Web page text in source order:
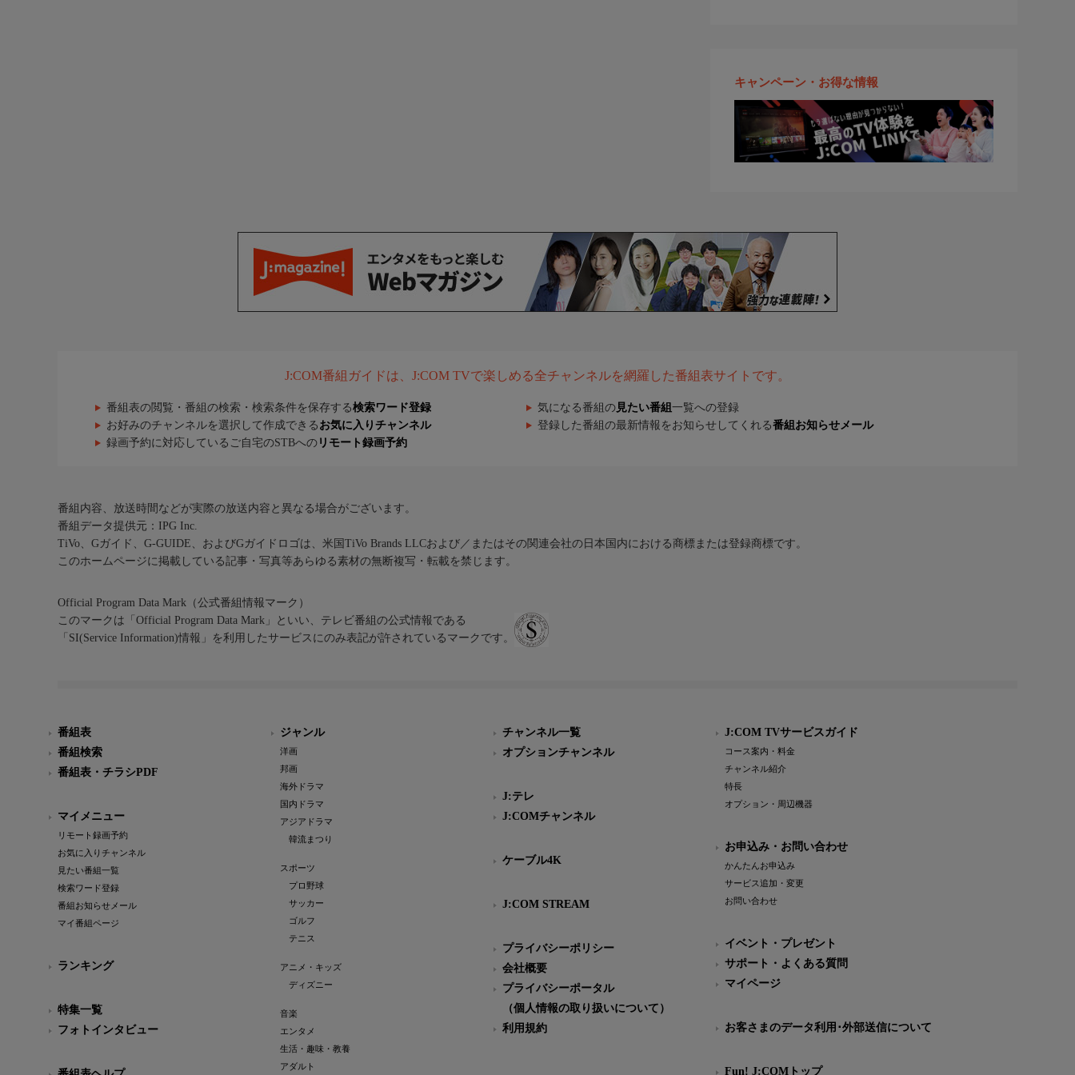
キャンペーン・お得な情報
J:COM番組ガイドは、J:COM TVで楽しめる全チャンネルを網羅した番組表サイトです。
番組表の閲覧・番組の検索・検索条件を保存する検索ワード登録 気になる番組の 見たい番組 一覧への登録
お好みのチャンネルを選択して作成できる お気に入りチャンネル 登録した番組の最新情報をお知らせしてくれる番組お知らせメール
録画予約に対応しているご自宅のSTBへの リモート録画予約
番組内容、放送時間などが実際の放送内容と異なる場合がございます。
番組データ提供元：IPG Inc.
TiVo、Gガイド、G-GUIDE、およびGガイドロゴは、米国TiVo Brands LLCおよび／またはその関連会社の日本国内における商標または登録商標です。
このホームページに掲載している記事・写真等あらゆる素材の無断複写・転載を禁じます。
Official Program Data Mark（公式番組情報マーク）
このマークは「Official Program Data Mark」といい、テレビ番組の公式情報である
「SI(Service Information)情報」を利用したサービスにのみ表記が許されているマークです。
番組表
番組検索
番組表・チラシPDF
マイメニュー
リモート録画予約
お気に入りチャンネル
見たい番組一覧
検索ワード登録
番組お知らせメール
マイ番組ページ
ランキング
特集一覧
フォトインタビュー
ジャンル
洋画
邦画
海外ドラマ
国内ドラマ
アジアドラマ
韓流まつり
スポーツ
プロ野球
サッカー
ゴルフ
テニス
アニメ・キッズ
ディズニー
音楽
エンタメ
生活・趣味・教養
アダルト
チャンネル一覧
オプションチャンネル
J:テレ
J:COMチャンネル
ケーブル4K
J:COM STREAM
プライバシーポリシー
会社概要
プライバシーポータル
（個人情報の取り扱いについて）
利用規約
J:COM TVサービスガイド
コース案内・料金
チャンネル紹介
特長
オプション・周辺機器
お申込み・お問い合わせ
かんたんお申込み
サービス追加・変更
お問い合わせ
イベント・プレゼント
サポート・よくある質問
マイページ
お客さまのデータ利用･外部送信について
Fun! J:COMトップ